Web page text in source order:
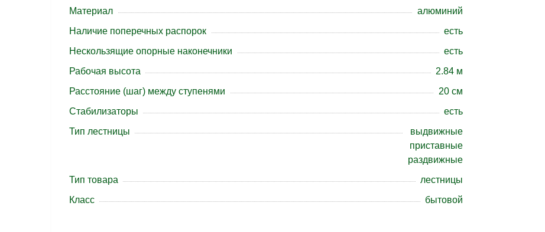
Материал
алюминий
Наличие поперечных распорок
есть
Нескользящие опорные наконечники
есть
Рабочая высота
2.84 м
Расстояние (шаг) между ступенями
20 см
Стабилизаторы
есть
Тип лестницы
выдвижные
приставные
раздвижные
Тип товара
лестницы
Класс
бытовой